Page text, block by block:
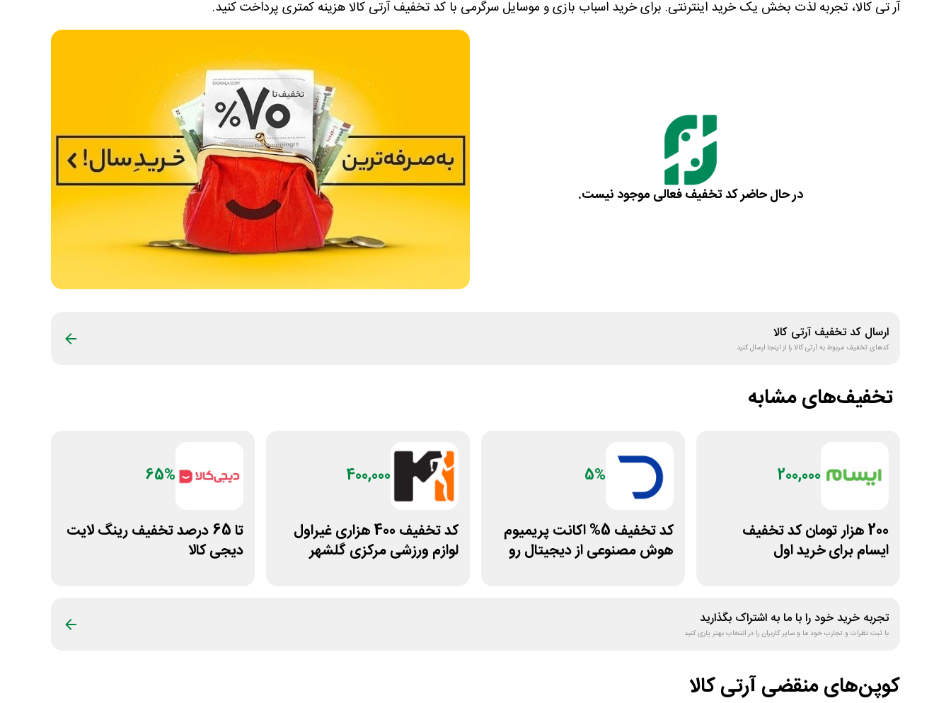
آر تی کالا، تجربه لذت بخش یک خرید اینترنتی. برای خرید اسباب بازی و موسایل سرگرمی با کد تخفیف آرتی کالا هزینه کمتری پرداخت کنید.
در حال حاضر کد تخفیف فعالی موجود نیست.
ارسال کد تخفیف آرتی کالا
کدهای تخفیف مربوط بهآرتی کالارا از اینجا ارسال کنید
تخفیف‌های مشابه
200,000
200 هزار تومان کد تخفیف
ایسام برای خرید اول
5%
کد تخفیف 5% اکانت پریمیوم
هوش مصنوعی از دیجیتال رو
400,000
کد تخفیف 400 هزاری غیراول
لوازم ورزشی مرکزی گلشهر
65%
تا 65 درصد تخفیف رینگ لایت
دیجی کالا
تجربه خرید خود را با ما به اشتراک بگذارید
با ثبت نظرات و تجارب خود ما و سایر کاربران را در انتخاب بهتر یاری کنید
کوپن‌های منقضیآرتی کالا